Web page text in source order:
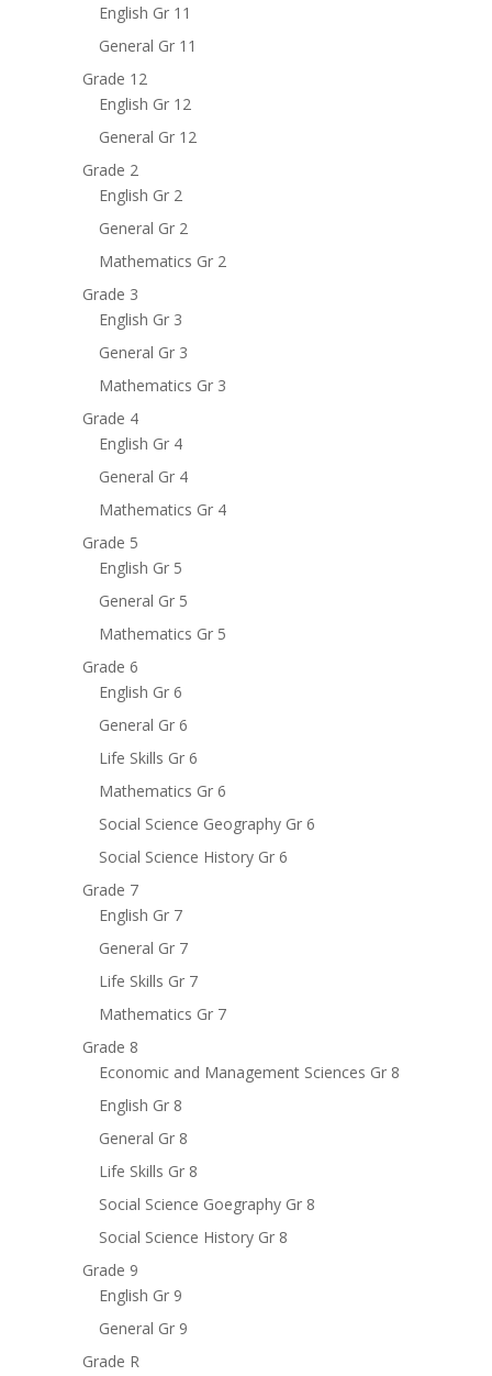
English Gr 11
General Gr 11
Grade 12
English Gr 12
General Gr 12
Grade 2
English Gr 2
General Gr 2
Mathematics Gr 2
Grade 3
English Gr 3
General Gr 3
Mathematics Gr 3
Grade 4
English Gr 4
General Gr 4
Mathematics Gr 4
Grade 5
English Gr 5
General Gr 5
Mathematics Gr 5
Grade 6
English Gr 6
General Gr 6
Life Skills Gr 6
Mathematics Gr 6
Social Science Geography Gr 6
Social Science History Gr 6
Grade 7
English Gr 7
General Gr 7
Life Skills Gr 7
Mathematics Gr 7
Grade 8
Economic and Management Sciences Gr 8
English Gr 8
General Gr 8
Life Skills Gr 8
Social Science Goegraphy Gr 8
Social Science History Gr 8
Grade 9
English Gr 9
General Gr 9
Grade R